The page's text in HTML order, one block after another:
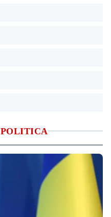
POLITICA